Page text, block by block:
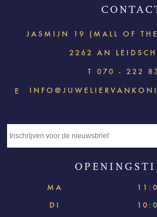
JASMIJN 19 (MALL OF
2262 AN
T 070 - 222
E
MA
DI